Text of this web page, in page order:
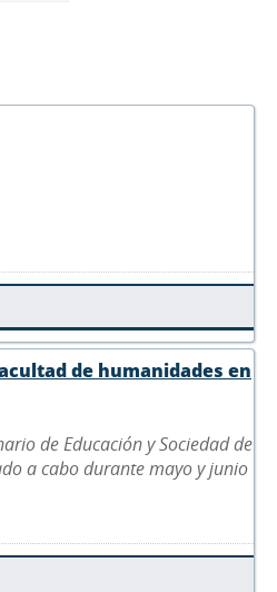
de humanidades en
de Educación y Sociedad de
a cabo durante mayo y junio